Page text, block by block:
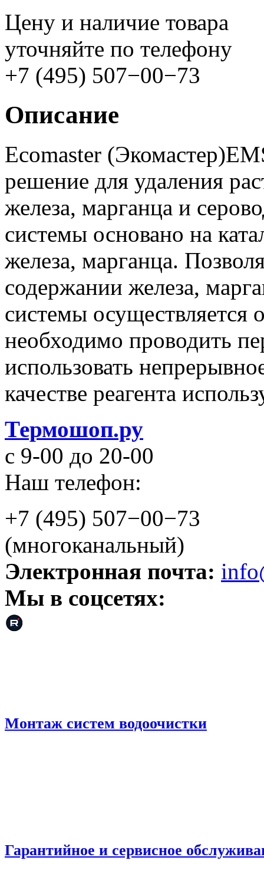
Цену и наличие товара
уточняйте по телефону
+7 (495) 507−00−73
Описание
Ecomaster
решение для удаления
железа, марганца и
системы основано на
железа, марганца.
содержании железа,
системы
необходимо проводить
использовать
качестве реагента
Термошоп.ру
с 9-00 до 20-00
Наш телефон:
+7 (495) 507−00−73
(многоканальный)
Электронная почта:
Мы в соцсетях:
Монтаж систем водоочистки
Гарантийное и сервисное